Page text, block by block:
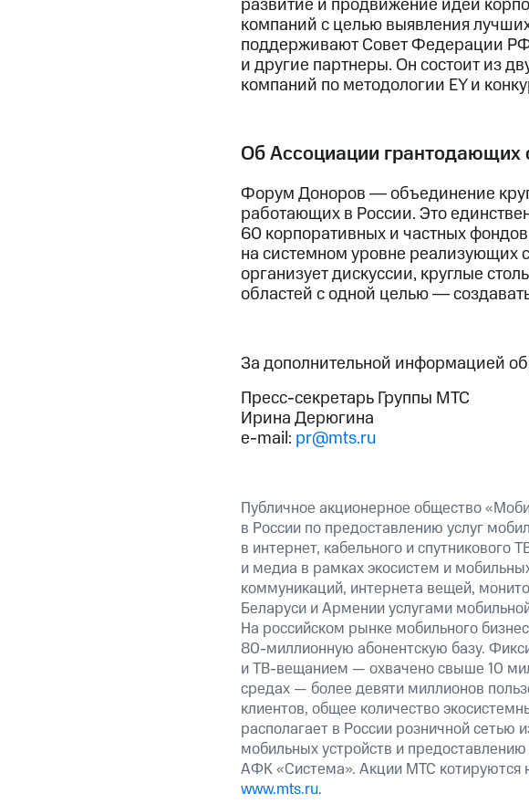
развитие и продвижение идей
компаний с целью выявления
поддерживают Совет Федерации
и другие партнеры. Он состоит из
компаний по методологии EY и
Об Ассоциации
Форум Доноров ― объединение
работающих в России. Это
60 корпоративных и частных
на системном уровне реализующих
организует дискуссии, круглые
областей с одной целью ―
За дополнительной информацией
Пресс-секретарь Группы МТС
Ирина Дерюгина
e-mail: pr@mts.ru
Публичное акционерное общество
в России по предоставлению услуг
в интернет, кабельного и
и медиа в рамках экосистем и
коммуникаций, интернета вещей,
Беларуси и Армении услугами
На российском рынке мобильного
80-миллионную абонентскую базу.
и ТВ-вещанием — охвачено свыше 10
средах — более девяти миллионов
клиентов, общее количество
располагает в России розничной
мобильных устройств и
АФК «Система». Акции МТС котируются
www.mts.ru.